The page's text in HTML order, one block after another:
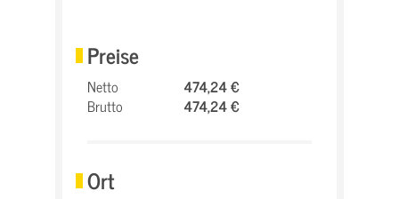
Preise
Netto
474,24 €
Brutto
474,24 €
Ort